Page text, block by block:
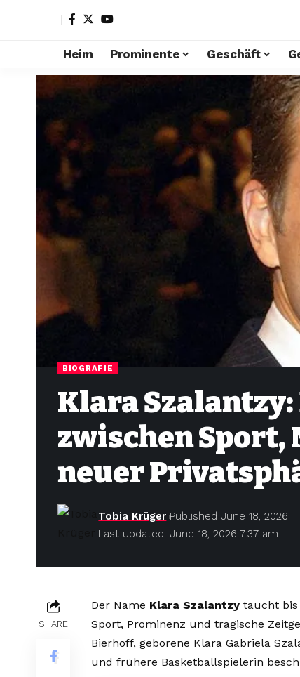
Heim Prominente Geschäft
BIOGRAFIE
Klara Szalantzy:
zwischen Sport,
neuer
Last updated: June 18, 2026 7:37 am
Tobia Krüger Published June 18, 2026
SHARE
Der Name Klara Szalantzy taucht bis
Sport, Prominenz und tragische
Bierhoff, geborene Klara Gabriela
und frühere Basketballspielerin